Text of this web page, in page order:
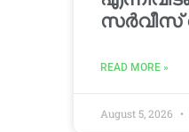
സർവീസ്
READ MORE »
August 5, 2026